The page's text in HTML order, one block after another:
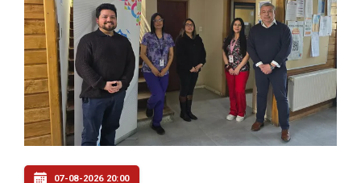
07-08-2026 20:00